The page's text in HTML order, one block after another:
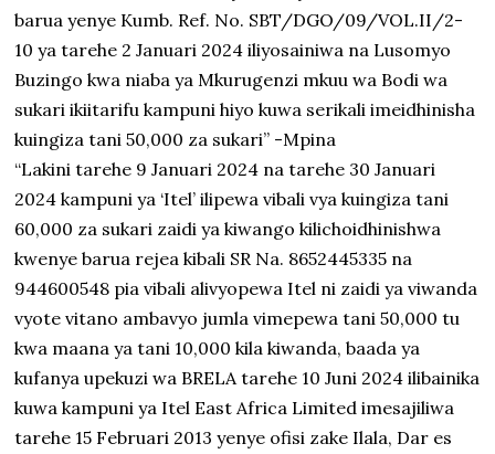
barua yenye Kumb. Ref. No. SBT/DGO/09/VOL.II/2-
10 ya tarehe 2 Januari 2024 iliyosainiwa na Lusomyo
Buzingo kwa niaba ya Mkurugenzi mkuu wa Bodi wa
sukari ikiitarifu kampuni hiyo kuwa serikali imeidhinisha
kuingiza tani 50,000 za sukari” -Mpina
“Lakini tarehe 9 Januari 2024 na tarehe 30 Januari
2024 kampuni ya ‘Itel’ ilipewa vibali vya kuingiza tani
60,000 za sukari zaidi ya kiwango kilichoidhinishwa
kwenye barua rejea kibali SR Na. 8652445335 na
944600548 pia vibali alivyopewa Itel ni zaidi ya viwanda
vyote vitano ambavyo jumla vimepewa tani 50,000 tu
kwa maana ya tani 10,000 kila kiwanda, baada ya
kufanya upekuzi wa BRELA tarehe 10 Juni 2024 ilibainika
kuwa kampuni ya Itel East Africa Limited imesajiliwa
tarehe 15 Februari 2013 yenye ofisi zake Ilala, Dar es